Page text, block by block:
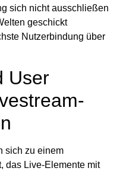
sich nicht ausschließen
geschickt
Nutzerbindung über
User
sich zu einem
das Live-Elemente mit